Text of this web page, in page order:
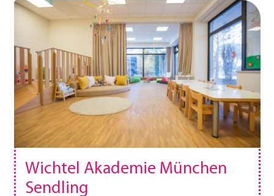
Wichtel Akademie München
Sendling